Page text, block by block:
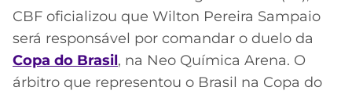
CBF oficializou que Wilton Pereira Sampaio
será responsável por comandar o duelo da
Copa do Brasil, na Neo Química Arena. O
árbitro que representou o Brasil na Copa do